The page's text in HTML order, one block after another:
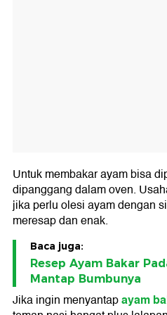
Untuk membakar ayam bisa
dipanggang dalam oven.
jika perlu olesi ayam dengan
meresap dan enak.
Baca juga:
Resep Ayam Bakar
Mantap Bumbunya
Jika ingin menyantapayam